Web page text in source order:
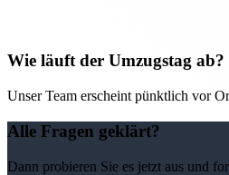
Wie läuft der Umzugstag ab?
Unser Team erscheint pünktlich vor
Alle Fragen geklärt?
Dann probieren Sie es jetzt aus und